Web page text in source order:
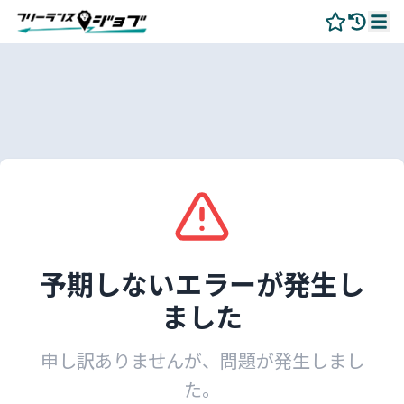
予期しないエラーが発生し
ました
申し訳ありませんが、問題が発生しまし
た。